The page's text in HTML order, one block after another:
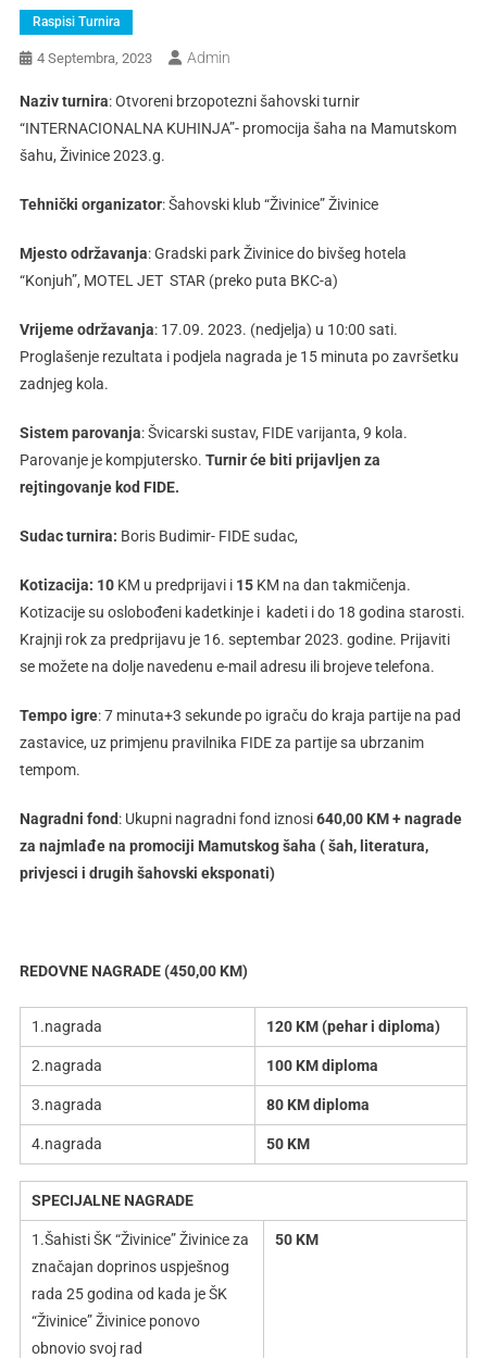
Raspisi Turnira
4 Septembra, 2023 Admin
Naziv turnira: Otvoreni brzopotezni šahovski turnir
“INTERNACIONALNA KUHINJA”- promocija šaha na Mamutskom
šahu, Živinice 2023.g.
Tehnički organizator: Šahovski klub “Živinice” Živinice
Mjesto održavanja: Gradski park Živinice do bivšeg hotela
“Konjuh”, MOTEL JET STAR (preko puta BKC-a)
Vrijeme održavanja: 17.09. 2023. (nedjelja) u 10:00 sati.
Proglašenje rezultata i podjela nagrada je 15 minuta po završetku
zadnjeg kola.
Sistem parovanja: Švicarski sustav, FIDE varijanta, 9 kola.
Parovanje je kompjutersko. Turnir će biti prijavljen za
rejtingovanje kod FIDE.
Sudac turnira: Boris Budimir- FIDE sudac,
Kotizacija: 10KM u predprijavi i 15KM na dan takmičenja.
Kotizacije su oslobođeni kadetkinje i kadeti i do 18 godina starosti.
Krajnji rok za predprijavu je 16. septembar 2023. godine. Prijaviti
se možete na dolje navedenu e-mail adresu ili brojeve telefona.
Tempo igre: 7 minuta+3 sekunde po igraču do kraja partije na pad
zastavice, uz primjenu pravilnika FIDE za partije sa ubrzanim
tempom.
Nagradni fond: Ukupni nagradni fond iznosi640,00 KM + nagrade
za najmlađe na promociji Mamutskog šaha ( šah, literatura,
privjesci i drugih šahovski eksponati)
REDOVNE NAGRADE (450,00 KM)
1.nagrada 120 KM (pehar i diploma)
2.nagrada 100 KM diploma
3.nagrada 80 KM diploma
4.nagrada 50 KM
SPECIJALNE NAGRADE
1.Šahisti ŠK “Živinice” Živinice za
značajan doprinos uspješnog
rada 25 godina od kada je ŠK
“Živinice” Živinice ponovo
obnovio svoj rad
50 KM